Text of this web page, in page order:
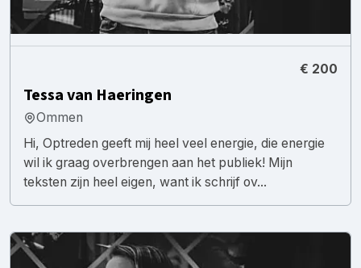
€ 200
Tessa van Haeringen
Ommen
Hi, Optreden geeft mij heel veel energie, die energie
wil ik graag overbrengen aan het publiek! Mijn
teksten zijn heel eigen, want ik schrijf ov...